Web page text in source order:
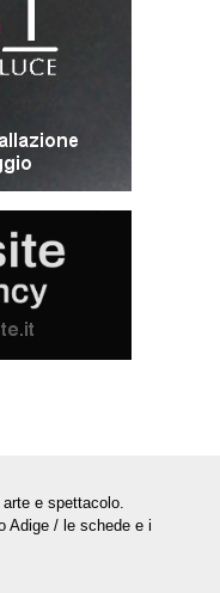
e spettacolo.
Adige / le schede e i